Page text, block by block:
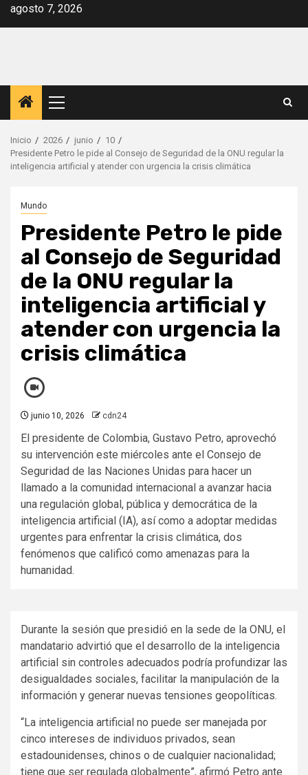
Saltar
agosto 7, 2026
Menú
principal
Inicio 2026 junio
10
Presidente Petro le pide al Consejo de Seguridad de la ONU regular la
inteligencia artificial y atender con urgencia la crisis climática
Mundo
Presidente Petro le pide
al Consejo de Seguridad
de la ONU regular la
inteligencia artificial y
atender con urgencia la
crisis climática
junio 10, 2026 cdn24
El presidente de Colombia, Gustavo Petro, aprovechó
su intervención este miércoles ante el Consejo de
Seguridad de las Naciones Unidas para hacer un
llamado a la comunidad internacional a avanzar hacia
una regulación global, pública y democrática de la
inteligencia artificial (IA), así como a adoptar medidas
urgentes para enfrentar la crisis climática, dos
fenómenos que calificó como amenazas para la
humanidad.
Durante la sesión que presidió en la sede de la ONU, el
mandatario advirtió que el desarrollo de la inteligencia
artificial sin controles adecuados podría profundizar las
desigualdades sociales, facilitar la manipulación de la
información y generar nuevas tensiones geopolíticas.
“La inteligencia artificial no puede ser manejada por
cinco intereses de individuos privados, sean
estadounidenses, chinos o de cualquier nacionalidad;
tiene que ser regulada globalmente”, afirmó Petro ante